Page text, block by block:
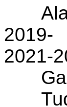
2019-
2021-